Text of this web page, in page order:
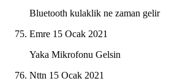
Bluetooth kulaklik ne zaman gelir
Emre 15 Ocak 2021
Yaka Mikrofonu Gelsin
Nttn 15 Ocak 2021